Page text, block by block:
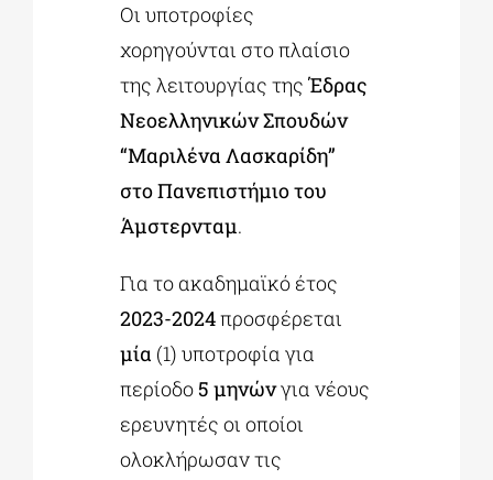
Οι υποτροφίες
χορηγούνται στο πλαίσιο
της λειτουργίας τηςΈδρας
Νεοελληνικών Σπουδών
“Μαριλένα Λασκαρίδη”
στο Πανεπιστήμιο του
Άμστερνταμ.
Για το ακαδημαϊκό έτος
2023-2024προσφέρεται
μία (1) υποτροφία για
περίοδο 5 μηνώνγια νέους
ερευνητές οι οποίοι
ολοκλήρωσαν τις